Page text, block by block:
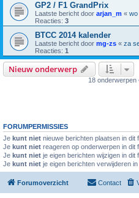
GP2 / F1 GrandPrix
Laatste bericht door arjan_m « wo
Reacties: 3
BTCC 2014 kalender
Laatste bericht door mg-zs « za
Reacties: 1
Nieuw onderwerp
18 onderwerpen
FORUMPERMISSIES
Je kunt niet nieuwe berichten plaatsen in dit
Je kunt niet reageren op onderwerpen in dit
Je kunt niet je eigen berichten wijzigen in dit
Je kunt niet je eigen berichten verwijderen
Forumoverzicht Contact